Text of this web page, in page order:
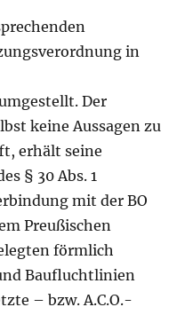
in
Der
keine Aussagen zu
erhält seine
§ 30 Abs. 1
mit der BO
Preußischen
förmlich
Baufluchtlinien
– bzw. A.C.O.-